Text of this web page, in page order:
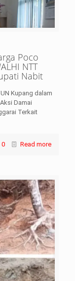
Poco
NTT
Nabit
Kupang dalam
Damai
Terkait
0 Read more